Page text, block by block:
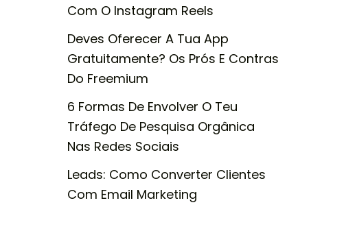
Com O Instagram Reels
Deves Oferecer A Tua App
Gratuitamente? Os Prós E Contras
Do Freemium
6 Formas De Envolver O Teu
Tráfego De Pesquisa Orgânica
Nas Redes Sociais
Leads: Como Converter Clientes
Com Email Marketing